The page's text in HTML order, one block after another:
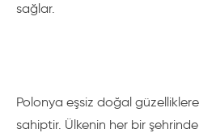
sağlar.
Polonya eşsiz doğal
sahiptir. Ülkenin her bir